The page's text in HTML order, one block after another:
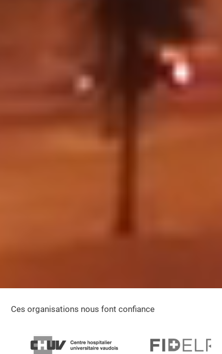
Ces organisations nous font confiance